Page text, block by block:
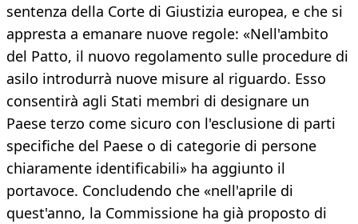
sentenza della Corte di Giustizia europea, e che si
appresta a emanare nuove regole: «Nell'ambito
del Patto, il nuovo regolamento sulle procedure di
asilo introdurrà nuove misure al riguardo. Esso
consentirà agli Stati membri di designare un
Paese terzo come sicuro con l'esclusione di parti
specifiche del Paese o di categorie di persone
chiaramente identificabili» ha aggiunto il
portavoce. Concludendo che «nell'aprile di
quest'anno, la Commissione ha già proposto di